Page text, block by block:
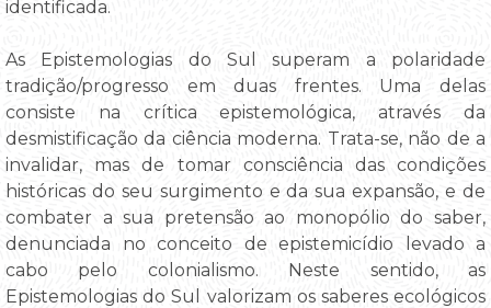
identificada.
As Epistemologias do Sul superam a polaridade
tradição/progresso em duas frentes. Uma delas
consiste na crítica epistemológica, através da
desmistificação da ciência moderna. Trata-se, não de a
invalidar, mas de tomar consciência das condições
históricas do seu surgimento e da sua expansão, e de
combater a sua pretensão ao monopólio do saber,
denunciada no conceito de epistemicídio levado a
cabo pelo colonialismo. Neste sentido, as
Epistemologias do Sul valorizam os saberes ecológicos